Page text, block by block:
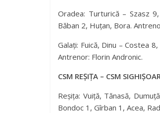
Oradea: Turturică – Szasz
Băban 2, Huțan, Bora.
Galați: Fuică, Dinu – Costea
Antrenor: Florin Andronic.
CSM REȘIȚA – CSM
Reșița: Vuiță, Tănasă,
Bondoc 1, Gîrban 1, Acea,